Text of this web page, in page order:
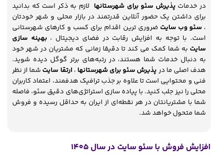
در خدمات پذیرش سئو برای شهرستانها لازم به ذکر است که بدانید
برای داشتن یک حضور آنلاین قدرتمند در بازار محلی و شهر خودتان
،سئو وب سایت ضروری ترین اقدام برای کسب ‌و کارهای شهرستانی
است. با توجه به افزایش رقابت در فضای دیجیتال ، بهینه سازی
سایت به شما کمک می کند تا دقیقا زمانی که مشتریان در شهر خود
به دنبال خدمات شما هستند، در رتبه‌های برتر گوگل دیده شوید.
هدف اصلی ما در پذیرش سئو برای شهرستانها ، ارتقا سایت شما از نظر
فنی و محتوایی است تا علاوه بر جذب ترافیک هدفمند، اعتماد کاربران
محلی را نیز جلب کنید. با پیاده ‌سازی استراتژی‌های دقیق سئو، فاصله
شما با مشتریانتان در هر نقطه‌ای از ایران به حداقل رسیده و فروش
شما متحول خواهد شد.
افزایش فروش با سئو سایت در سال 1405